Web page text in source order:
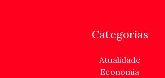
Categorias
Atualidade
Economia